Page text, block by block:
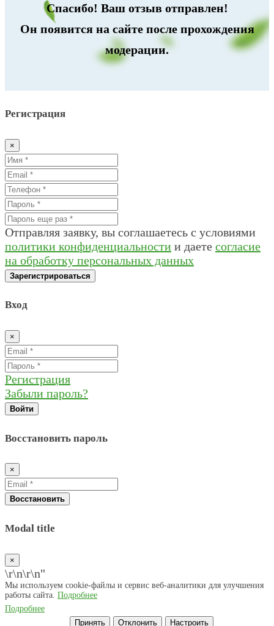
Спасибо! Ваш отзыв отправлен!
Он появится на сайте после прохождения
модерации.
Регистрация
×
Отправляя заявку, вы соглашаетесь с условиями
политики конфиденциальности и даете согласие
на обработку персональных данных
Зарегистрироваться
Вход
×
Регистрация
Забыли пароль?
Войти
Восстановить пароль
×
Восстановить
Modal title
×
\r\n\r\n"
Мы используем cookie-файлы и сервис веб-аналитики для улучшения
работы сайта. Подробнее
Подробнее
Принять
Отклонить Настроить